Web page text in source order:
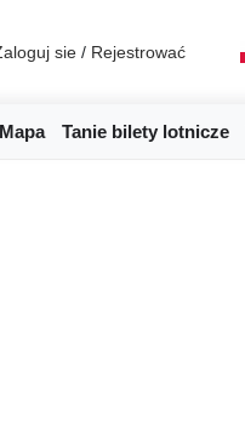
sie / Rejestrować
Mapa Tanie bilety lotnicze